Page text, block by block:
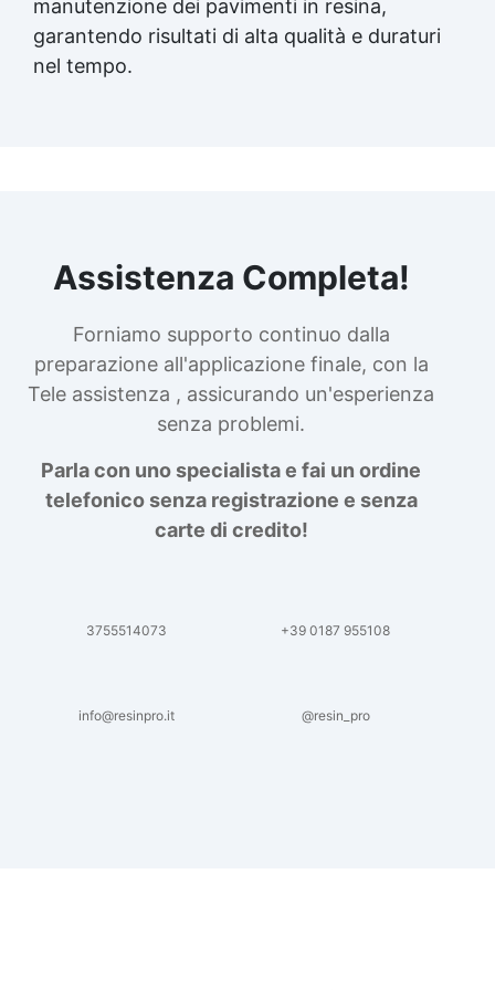
manutenzione dei pavimenti in resina,
garantendo risultati di alta qualità e duraturi
nel tempo.
Assistenza Completa!
Forniamo supporto continuo dalla
preparazione all'applicazione finale, con la
Tele assistenza , assicurando un'esperienza
senza problemi.
Parla con uno specialista e fai un ordine
telefonico senza registrazione e senza
carte di credito!
3755514073 +39 0187 955108
info@resinpro.it @resin_pro